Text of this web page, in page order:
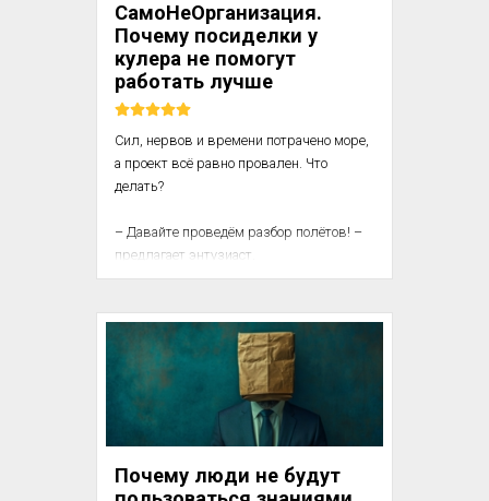
основное было уже и зимой двадцать
третьего года. Принципиаль...
СамоНеОрганизация.
Почему посиделки у
кулера не помогут
работать лучше
Сил, нервов и времени потрачено море,
а проект всё равно провален. Что
делать?
– Давайте проведём разбор полётов! –
предлагает энтузиаст.
возможно, даже поплакал. Полегчало.
Даже офисному коту Скраму.
А что дальше?
А дальше – снова завалы, ругань,
Почему люди не будут